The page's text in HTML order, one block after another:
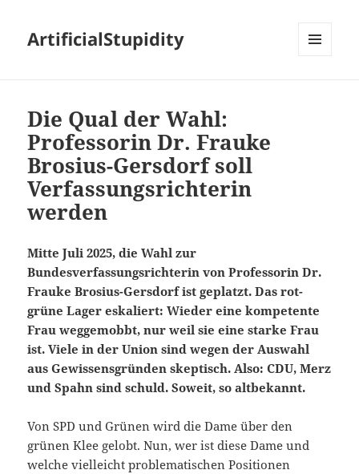
ArtificialStupidity
Die Qual der Wahl:
Professorin Dr. Frauke
Brosius-Gersdorf soll
Verfassungsrichterin
werden
Mitte Juli 2025, die Wahl zur
Bundesverfassungsrichterin von Professorin Dr.
Frauke Brosius-Gersdorf ist geplatzt. Das rot-
grüne Lager eskaliert: Wieder eine kompetente
Frau weggemobbt, nur weil sie eine starke Frau
ist. Viele in der Union sind wegen der Auswahl
aus Gewissensgründen skeptisch. Also: CDU, Merz
und Spahn sind schuld. Soweit, so altbekannt.
Von SPD und Grünen wird die Dame über den
grünen Klee gelobt. Nun, wer ist diese Dame und
welche vielleicht problematischen Positionen